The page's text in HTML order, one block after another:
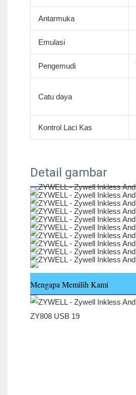
Antarmuka
Emulasi
Pengemudi
Catu daya
Kontrol Laci Kas
Detail gambar
Mengapa Memilih Kami